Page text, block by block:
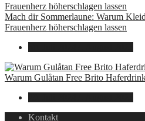
Mach dir Sommerlaune: Warum
Frauenherz höherschlagen lassen
Warum Gulåtan Free Brito
Kontakt